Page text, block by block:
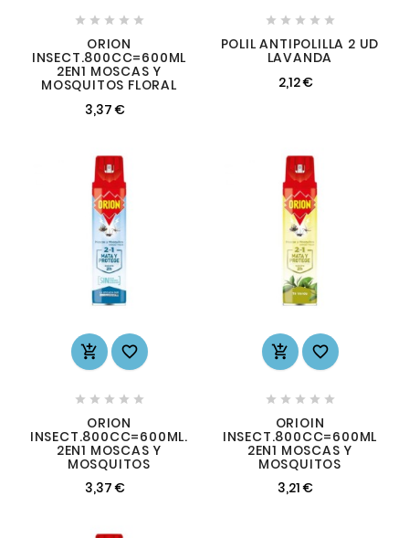
    
ORION
INSECT.800CC=600ML
2EN1 MOSCAS Y
MOSQUITOS FLORAL
3,37 €
    
POLIL ANTIPOLILLA 2 UD
LAVANDA
2,12 €
 
    
ORION
INSECT.800CC=600ML.
2EN1 MOSCAS Y
MOSQUITOS
3,37 €
 
    
ORIOIN
INSECT.800CC=600ML
2EN1 MOSCAS Y
MOSQUITOS
3,21 €